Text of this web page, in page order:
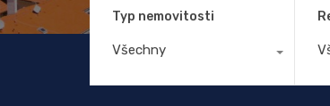
Typ nemovitosti
Všechny